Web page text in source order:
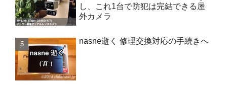
し、これ1台で防犯は完結できる屋
外カメラ
nasne逝く 修理交換対応の手続きへ